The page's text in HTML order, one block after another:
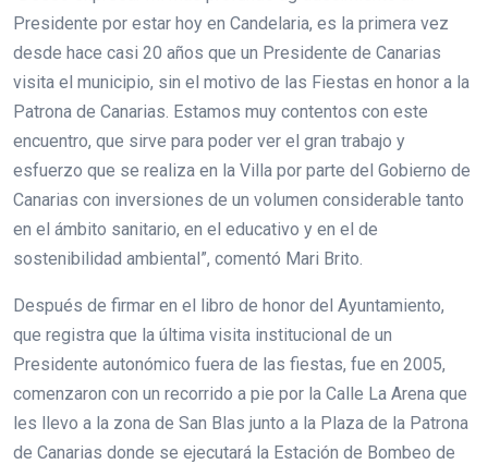
Presidente por estar hoy en Candelaria, es la primera vez
desde hace casi 20 años que un Presidente de Canarias
visita el municipio, sin el motivo de las Fiestas en honor a la
Patrona de Canarias. Estamos muy contentos con este
encuentro, que sirve para poder ver el gran trabajo y
esfuerzo que se realiza en la Villa por parte del Gobierno de
Canarias con inversiones de un volumen considerable tanto
en el ámbito sanitario, en el educativo y en el de
sostenibilidad ambiental”, comentó Mari Brito.
Después de firmar en el libro de honor del Ayuntamiento,
que registra que la última visita institucional de un
Presidente autonómico fuera de las fiestas, fue en 2005,
comenzaron con un recorrido a pie por la Calle La Arena que
les llevo a la zona de San Blas junto a la Plaza de la Patrona
de Canarias donde se ejecutará la Estación de Bombeo de